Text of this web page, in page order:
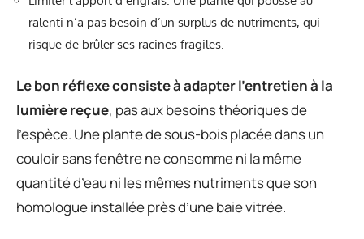
ralenti n’a pas besoin d’un surplus de nutriments, qui
risque de brûler ses racines fragiles.
Le bon réflexe consiste à adapter l’entretien à la
lumière reçue, pas aux besoins théoriques de
l’espèce. Une plante de sous-bois placée dans un
couloir sans fenêtre ne consomme ni la même
quantité d’eau ni les mêmes nutriments que son
homologue installée près d’une baie vitrée.